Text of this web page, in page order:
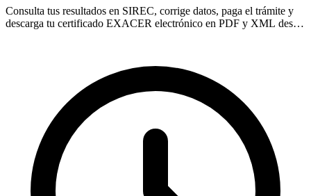
Consulta tus resultados en SIREC, corrige datos, paga el trámite y
descarga tu certificado EXACER electrónico en PDF y XML desde